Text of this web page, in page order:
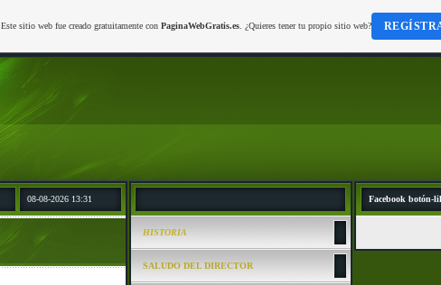
08-08-2026 13:31
HISTORIA
SALUDO DEL DIRECTOR
Facebook botón-
Este sitio web fue creado gratuitamente con PaginaWebGratis.es. ¿Quieres tener tu propio sitio web?